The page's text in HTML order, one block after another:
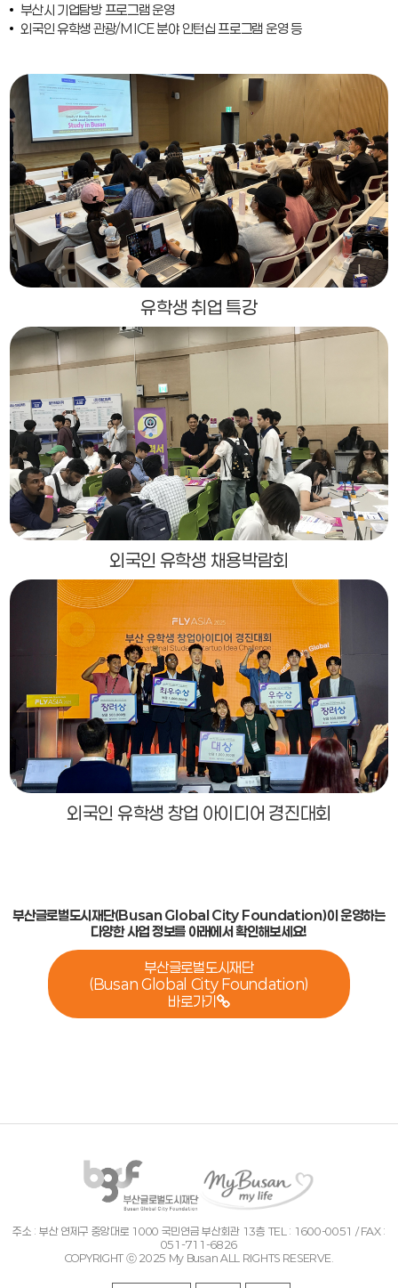
부산시 기업탐방 프로그램 운영
외국인 유학생 관광/MICE 분야 인턴십 프로그램 운영 등
유학생 취업 특강
외국인 유학생 채용박람회
외국인 유학생 창업 아이디어 경진대회
부산글로벌도시재단(Busan Global City Foundation)이 운영하는
다양한 사업 정보를 아래에서 확인해보세요!
부산글로벌도시재단
(Busan Global City Foundation)
바로가기
주소 : 부산 연제구 중앙대로 1000 국민연금 부산회관 13층 TEL : 1600-0051 / FAX :
051-711-6826
COPYRIGHT ⓒ 2025 My Busan ALL RIGHTS RESERVE.